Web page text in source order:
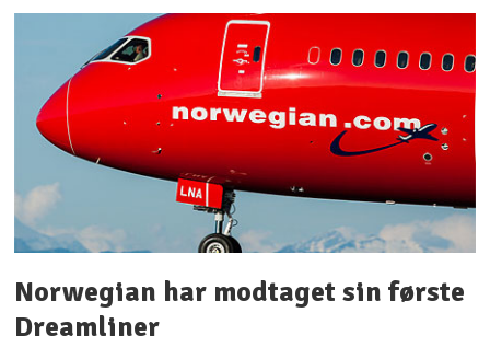
Norwegian har modtaget sin første
Dreamliner